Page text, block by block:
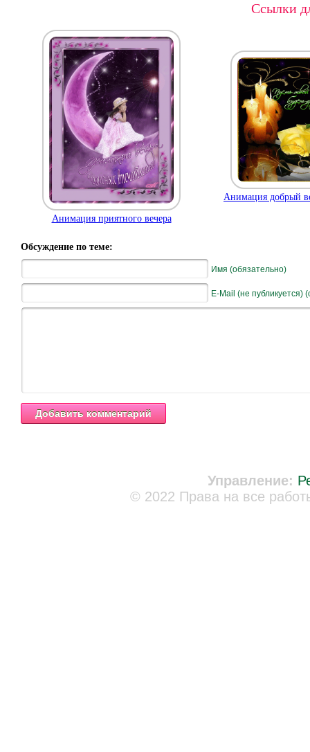
Ссылки
Анимация приятного вечера
Анимация добрый
Обсуждение по теме:
Имя (обязательно)
E-Mail (не публикуется)
Управление:
© 2022 Права на все